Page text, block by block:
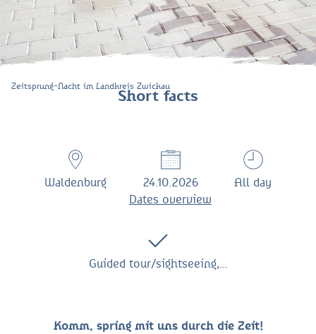
Zeitsprung-Nacht im Landkreis Zwickau
Short facts
Waldenburg
24.10.2026
Dates overview
All day
Guided tour/sightseeing,…
Komm, spring mit uns durch die Zeit!